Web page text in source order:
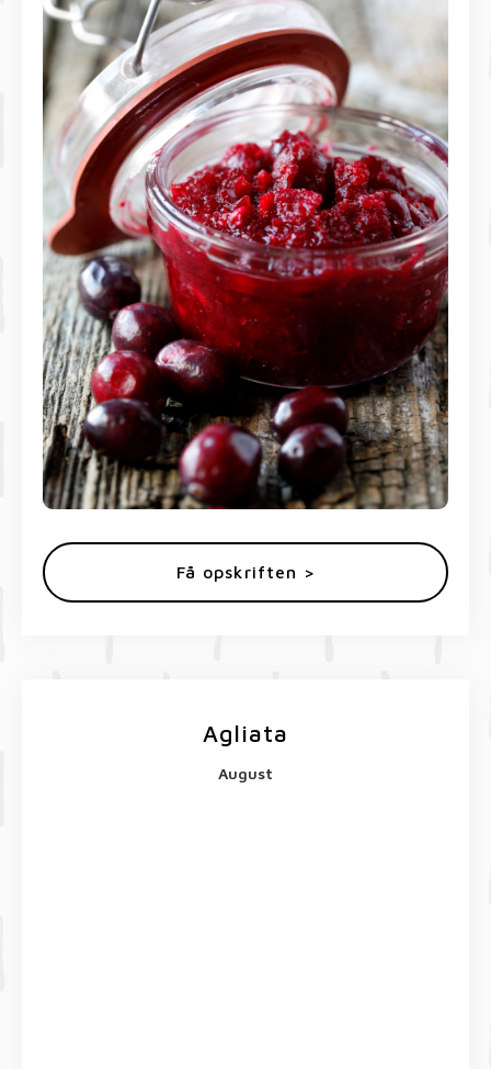
Få opskriften >
Agliata
August